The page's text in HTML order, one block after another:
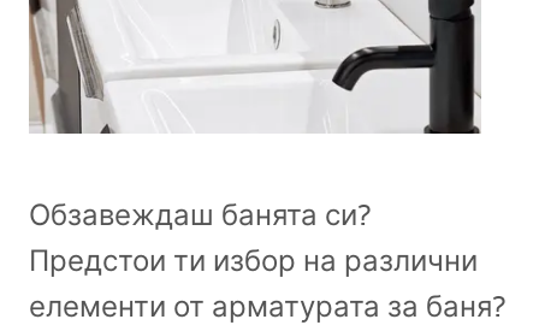
Обзавеждаш банята си?
Предстои ти избор на различни
елементи от арматурата за баня?